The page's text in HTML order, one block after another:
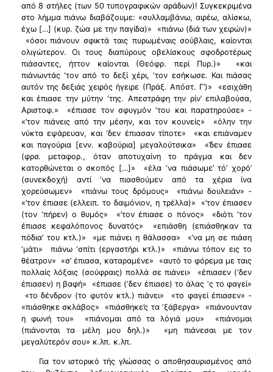
από 8 στήλες (των 50 τυπογραφικών αράδων)! Συγκεκριμένα
στο λήμμα πιάνω διαβάζουμε: «συλλαμβάνω, αιρέω, αλίσκω,
έχω […] (κυρ. ζώα με την παγίδα)» ­ «πιάνω (διά των χειρών)»
­ «όσοι πιάνουν σφικτά ταις πυρωμέναις σούβλαις, καίονται
ολιγώτερον. Οι τους διαπύρους οβελίσκους σφοδροτέρως
πιάσαντες, ήττον καίονται (Θεόφρ. περί Πυρ.)» ­ «και
πιάνωντάς ‘τον από το δεξί χέρι, ‘τον εσήκωσε. Και πιάσας
αυτόν της δεξιάς χειρός ήγειρε (Πράξ. Απόστ. Γ’)» ­ «εσιχάθη
και έπιασε την μύτην ‘της. Απεστράφη την ρίν’ επιλαβούσα,
Αριστοφ.» ­ «έπιασε τον σφυγμόν ‘του και παρατηρούσε» ­
«’τον πιάνεις από την μέσην, και τον κουνείς» ­ «όλην την
νύκτα εψάρευαν, και ‘δεν έπιασαν τίποτε» ­ «και επιάναμεν
και παγούρια [ενν. καβούρια] μεγαλούτσικα» ­ «’δεν έπιασε
(φρσ. μεταφορ., όταν αποτυχαίνη το πράγμα και δεν
κατορθώνεται ο σκοπός […]» ­ «έλα ‘να πιάσωμε’ τό’ χορό’
(συνεκδοχή) αντί ‘να πιασθούμεν από τα χέρια ίνα
χορεύσωμεν» ­ «πιάνω τους δρόμους» ­ «πιάνω δουλειάν» ­
«’τον έπιασε (ελλειπ. το δαιμόνιον, η τρέλλα)» ­ «’τον έπιασεν
(τον ‘πήρεν) ο θυμός» ­ «’τον έπιασε ο πόνος» ­ «διότι ‘τον
έπιασε κεφαλόπονος δυνατός» ­ «επιάσθη (επιάσθηκαν τα
πόδια’ του κτλ.)» ­ «με πιάνει η θάλασσα» ­ «’να μη σε πιάση
‘μάτι» ­ πιάνω ‘σπίτι (εργαστήρι κτλ.)» ­ «πιάνω τόπον εις το
θέατρον» ­ «σ’ έπιασα, καταραμένε» ­ «αυτό το φόρεμα με ταις
πολλαίς λόξαις (σούφραις) πολλά σε πιάνει» ­ «έπιασεν (‘δεν
έπιασεν) η βαφή» ­ «έπιασε (‘δεν έπιασε) το άλας ‘ς το φαγεί»
­ «το δένδρον (το φυτόν κτλ.) πιάνει» ­ «το φαγεί έπιασεν» ­
«πιάσθηκε σκλάβος» ­ «πιάσθηκε’ς τα ‘ξάβεργα» ­ «πιάνουνταν
η φωνή του» ­ «πιάνομαι από τα λόγιά μου» ­ «πιάνομαι
(πιάνονται τα μέλη μου δηλ.)» ­ «μη πιάνεσαι με τον
μεγαλύτερόν σου» κ.λπ. κ.λπ.
Για τον ιστορικό τής γλώσσας ο αποθησαυρισμένος από